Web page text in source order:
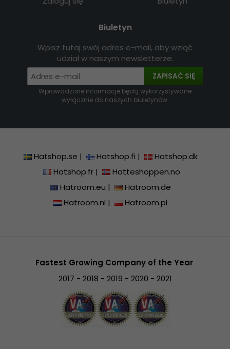
Biuletyn
Wpisz tutaj swój adres e-mail, aby wziąć
udział w naszym newsletterze.
ZAPISAĆ SIĘ
Wprowadzone informacje będą wykorzystywane
wyłącznie do naszych biuletynów.
Hatshop.se | Hatshop.fi |
Hatshop.dk
Hatshop.fr|
Hatteshoppen.no
Hatroom.eu |
Hatroom.de
Hatroom.nl | Hatroom.pl
Fastest Growing Company of the Year
2017 - 2018 - 2019 - 2020 - 2021